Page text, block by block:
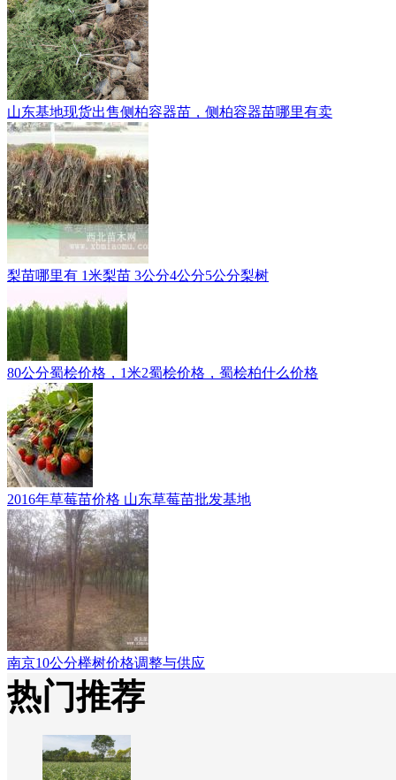
山东基地现货出售侧柏容器苗，侧柏容器苗哪里有卖
梨苗哪里有 1米梨苗 3公分4公分5公分梨树
80公分蜀桧价格，1米2蜀桧价格，蜀桧柏什么价格
2016年草莓苗价格 山东草莓苗批发基地
南京10公分榉树价格调整与供应
热门推荐